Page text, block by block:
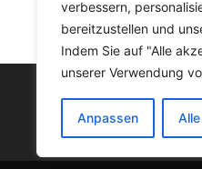
verbessern,
bereitzustellen und
Indem Sie auf "Alle
unserer Verwendung
Anpassen
Yorum